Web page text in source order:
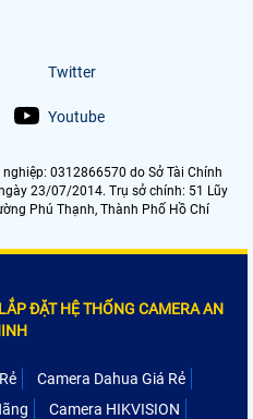
Twitter
Youtube
0312866570 do Sở Tài Chính
23/07/2014. Trụ sở chính: 51 Lũy
Phú Thạnh, Thành Phố Hồ Chí
ĐẶT HỆ THỐNG CAMERA AN
Camera Dahua Giá Rẻ
Camera HIKVISION